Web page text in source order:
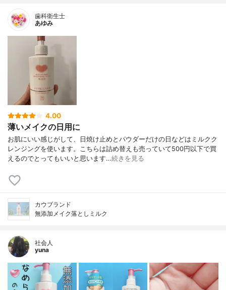
歯科衛生士
あゆみ
4.00
薄いメイクの日用に
お肌にいい感じがして、日焼け止めとパウダーだけの日などはミルクク
レンジングを使います。こちらは詰め替えも売っていて500円以下で買
えるのでとってもいいと思います…続きを見る
カウブランド
無添加メイク落としミルク
社会人
yuna